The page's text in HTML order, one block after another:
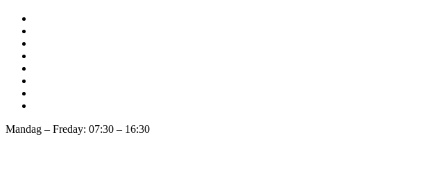
Mandag – Freday: 07:30 – 16:30